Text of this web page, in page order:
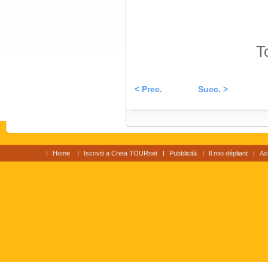
< Prec. Succ. >
Home Iscriviti a Creta TOURnet Pubblicità Il mio dépliant